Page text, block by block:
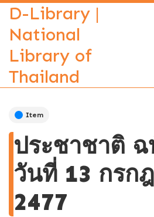
D-Library |
National
Library of
Thailand
Item
ประชาชาติ
วันที่ 13 กรก
2477